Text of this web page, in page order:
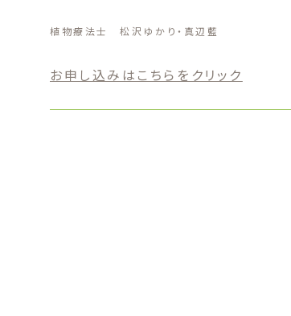
植物療法士 松沢ゆかり・真辺藍
お申し込みはこちらをクリック